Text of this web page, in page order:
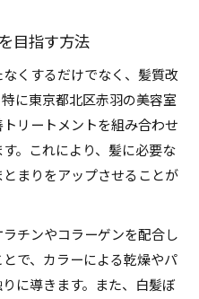
目指す方法
くするだけでなく、髪質改
に東京都北区赤羽の美容室
リートメントを組み合わせ
。これにより、髪に必要な
まりをアップさせることが
チンやコラーゲンを配合し
で、カラーによる乾燥やパ
に導きます。また、白髪ぼ